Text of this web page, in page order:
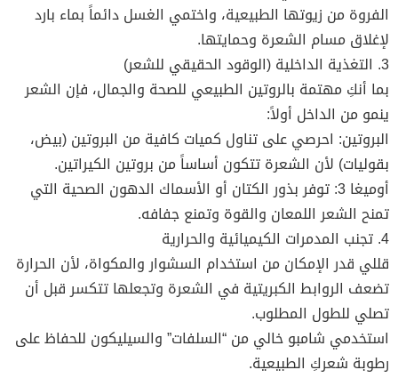
الفروة من زيوتها الطبيعية، واختمي الغسل دائماً بماء بارد
لإغلاق مسام الشعرة وحمايتها.
3. التغذية الداخلية (الوقود الحقيقي للشعر)
بما أنكِ مهتمة بالروتين الطبيعي للصحة والجمال، فإن الشعر
ينمو من الداخل أولاً:
البروتين: احرصي على تناول كميات كافية من البروتين (بيض،
بقوليات) لأن الشعرة تتكون أساساً من بروتين الكيراتين.
أوميغا 3: توفر بذور الكتان أو الأسماك الدهون الصحية التي
تمنح الشعر اللمعان والقوة وتمنع جفافه.
4. تجنب المدمرات الكيميائية والحرارية
قللي قدر الإمكان من استخدام السشوار والمكواة، لأن الحرارة
تضعف الروابط الكبريتية في الشعرة وتجعلها تتكسر قبل أن
تصلي للطول المطلوب.
استخدمي شامبو خالي من “السلفات” والسيليكون للحفاظ على
رطوبة شعركِ الطبيعية.